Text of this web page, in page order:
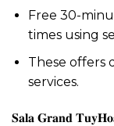
Free 30-
times using
These offers
services.
𝐒𝐚𝐥𝐚 𝐆𝐫𝐚𝐧𝐝